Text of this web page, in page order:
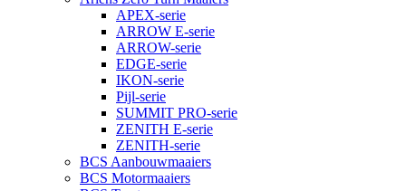
APEX-serie
ARROW E-serie
ARROW-serie
EDGE-serie
IKON-serie
Pijl-serie
SUMMIT PRO-serie
ZENITH E-serie
ZENITH-serie
BCS Aanbouwmaaiers
BCS Motormaaiers